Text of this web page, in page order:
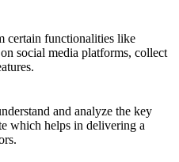
certain functionalities like
social media platforms, collect
and analyze the key
which helps in delivering a